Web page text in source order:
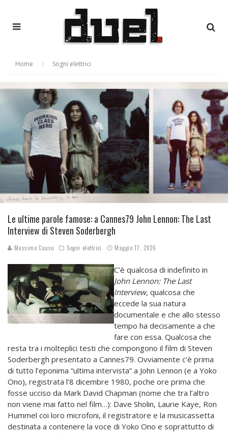
Home Sogni elettrici
Le ultime parole famose: a Cannes79 John Lennon: The Last
Interview di Steven Soderbergh
Massimo Causo Sogni elettrici Maggio 17, 2026
C’è qualcosa di indefinito in
John Lennon: The Last
Interview, qualcosa che
eccede la sua natura
documentale e che allo stesso
tempo ha decisamente a che
fare con essa. Qualcosa che
resta tra i molteplici testi che compongono il film di Steven
Soderbergh presentato a Cannes79. Ovviamente c’è prima
di tutto l’eponima “ultima intervista” a John Lennon (e a Yoko
Ono), registrata l’8 dicembre 1980, poche ore prima che
fosse ucciso da Mark David Chapman (nome che tra l’altro
non viene mai fatto nel film…): Dave Sholin, Laurie Kaye, Ron
Hummel coi loro microfoni, il registratore e la musicassetta
destinata a contenere la voce di Yoko Ono e soprattutto di